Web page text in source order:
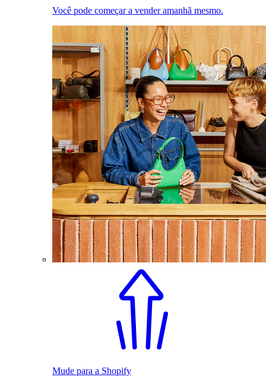
Você pode começar a vender amanhã mesmo.
Mude para a Shopify